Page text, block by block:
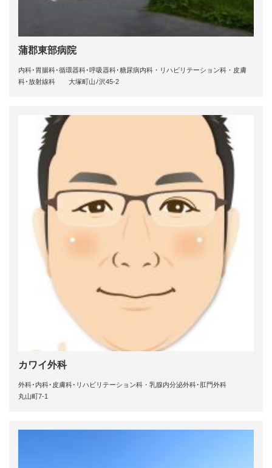
蒲郡東部病院
内科･胃腸科･循環器科･呼吸器科･糖尿病内科・リハビリテーション科・皮膚
科･放射線科 大塚町山ﾉ沢45-2
カワイ外科
外科･内科･皮膚科･リハビリテーション科・乳腺内分泌外科･肛門外科
丸山町7-1